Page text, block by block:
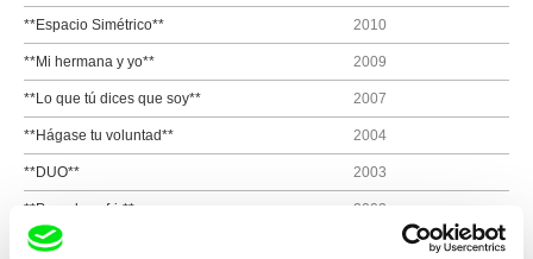
**Espacio Simétrico** 2010
**Mi hermana y yo** 2009
**Lo que tú dices que soy** 2007
**Hágase tu voluntad** 2004
**DUO** 2003
**Pare de sufrir** 2002